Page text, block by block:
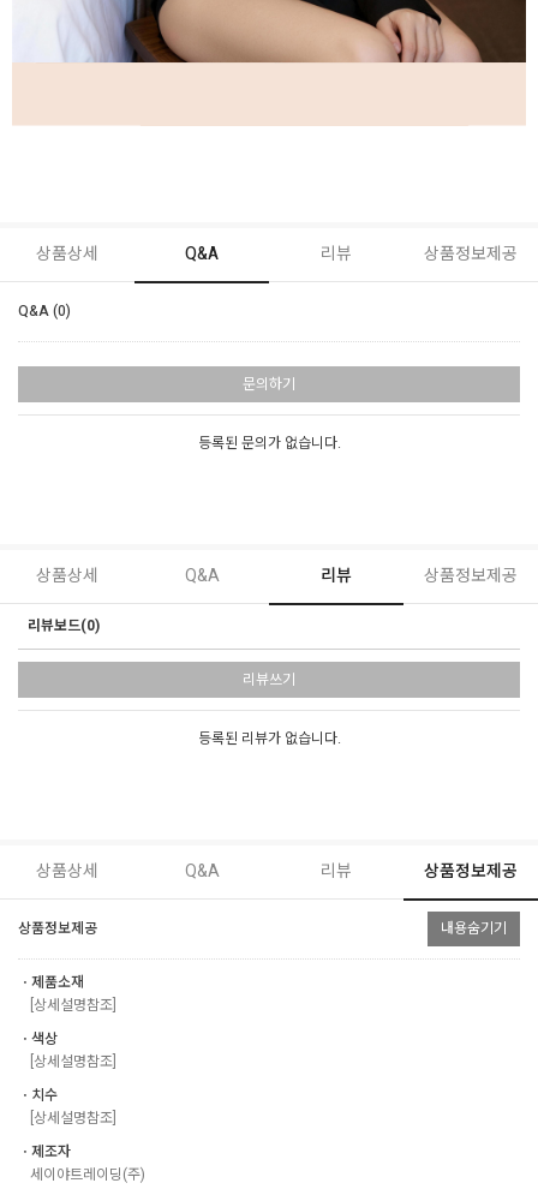
상품상세 Q&A 리뷰 상품정보제공
Q&A (0)
문의하기
등록된 문의가 없습니다.
상품상세 Q&A 리뷰 상품정보제공
리뷰보드(0)
리뷰쓰기
등록된 리뷰가 없습니다.
상품상세 Q&A 리뷰 상품정보제공
상품정보제공 내용숨기기
ㆍ제품소재
[상세설명참조]
ㆍ색상
[상세설명참조]
ㆍ치수
[상세설명참조]
ㆍ제조자
세이야트레이딩(주)